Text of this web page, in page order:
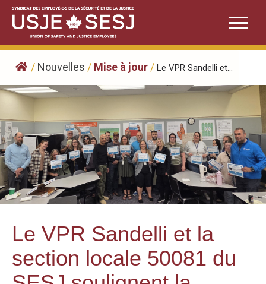
Skip
content
/ Nouvelles / Mise à jour / Le VPR Sandelli et...
Le VPR Sandelli et la
section locale 50081 du